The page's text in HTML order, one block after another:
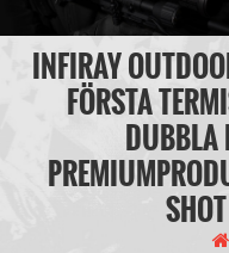
INFIRAY
FÖRSTA
DUBBLA